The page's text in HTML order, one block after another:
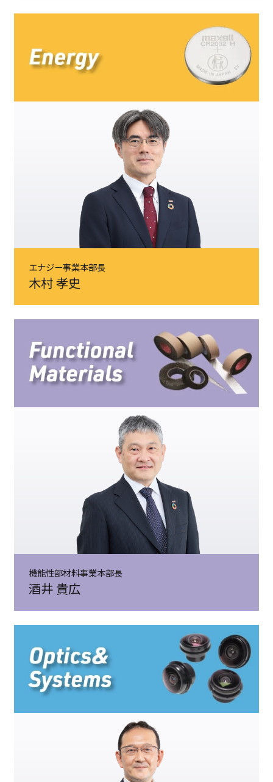
エナジー事業本部長
木村 孝史
機能性部材料事業本部長
酒井 貴広